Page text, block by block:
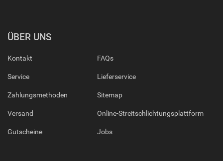
ÜBER UNS
Kontakt
Service
Zahlungsmethoden
Versand
Gutscheine
FAQs
Lieferservice
Sitemap
Online-Streitschlichtungsplattform
Jobs